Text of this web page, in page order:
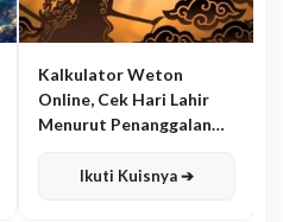
Kalkulator Weton
Online, Cek Hari Lahir
Menurut Penanggalan
Ikuti Kuisnya ➔